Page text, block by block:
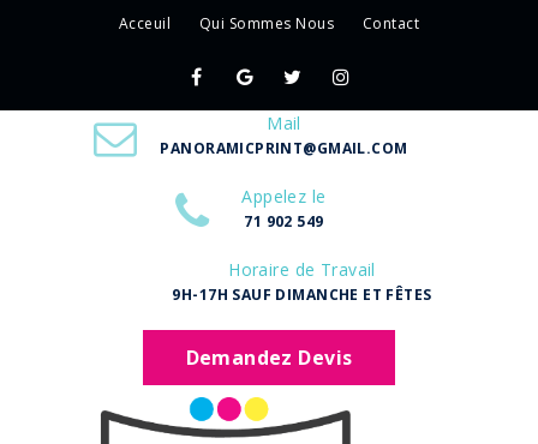
Acceuil Qui Sommes Nous Contact
Mail
PANORAMICPRINT@GMAIL.COM
Appelez le
71 902 549
Horaire de Travail
9H-17H SAUF DIMANCHE ET FÊTES
Demandez Devis